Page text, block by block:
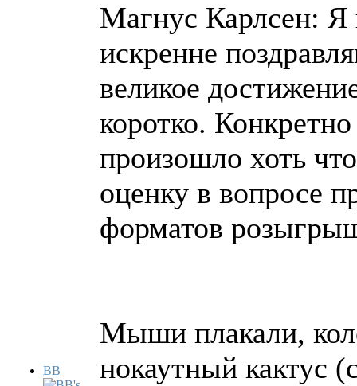
BB
Магнус Карлсен: Я
искренне
великое
коротко.
произошло хоть
оценку в вопросе
форматов
Мыши плакали,
нокаутный кактус